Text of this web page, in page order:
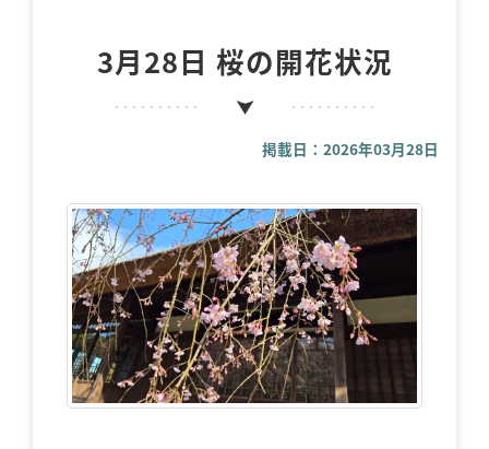
3月28日 桜の開花状況
掲載日：2026年03月28日